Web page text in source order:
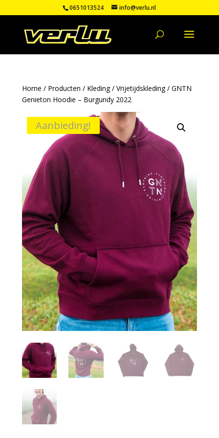
0651013524 info@verlu.nl
Home / Producten / Kleding/ Vrijetijdskleding/ GNTN
Genieton Hoodie – Burgundy 2022
Aanbieding!